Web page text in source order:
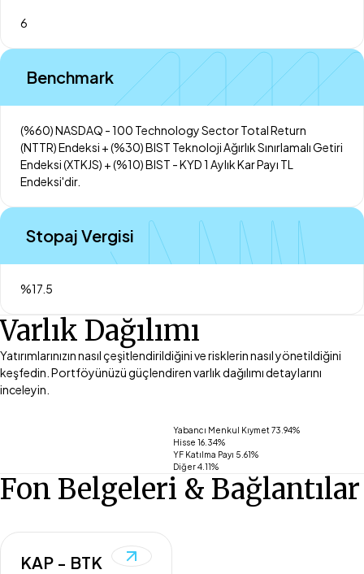
6
Benchmark
(%60) NASDAQ - 100 Technology Sector Total Return
(NTTR) Endeksi + (%30) BIST Teknoloji Ağırlık Sınırlamalı Getiri
Endeksi (XTKJS) + (%10) BIST - KYD 1 Aylık Kar Payı TL
Endeksi'dir.
Stopaj Vergisi
%17.5
Varlık Dağılımı
Yatırımlarınızın nasıl çeşitlendirildiğini ve risklerin nasıl yönetildiğini
keşfedin. Portföyünüzü güçlendiren varlık dağılımı detaylarını
inceleyin.
Yabancı Menkul Kıymet 73.94%
Hisse 16.34%
YF Katılma Payı 5.61%
Diğer 4.11%
Fon Belgeleri & Bağlantılar
KAP - BTK